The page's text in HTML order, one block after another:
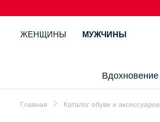
ЖЕНЩИНЫ МУЖЧИНЫ
Вдохновение
Главная Каталог обуви и аксессуаров